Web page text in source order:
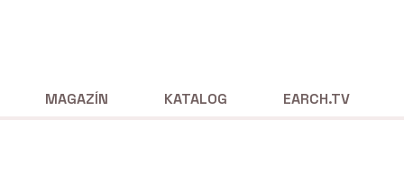
MAGAZÍN KATALOG EARCH.TV